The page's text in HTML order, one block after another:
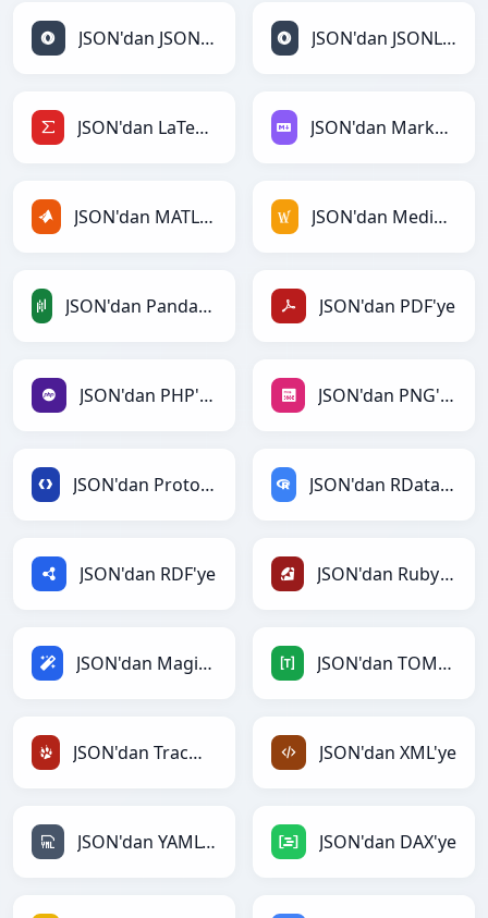
JSON'dan JSON'ye JSON'dan JSONLines'ye
JSON'dan LaTeX'ye JSON'dan Markdown'ye
JSON'dan MATLAB'ye JSON'dan MediaWiki'ye
JSON'dan PandasDataFrame'ye JSON'dan PDF'ye
JSON'dan PHP'ye JSON'dan PNG'ye
JSON'dan Protobuf'ye JSON'dan RDataFrame'ye
JSON'dan RDF'ye JSON'dan Ruby'ye
JSON'dan Magic'ye JSON'dan TOML'ye
JSON'dan TracWiki'ye JSON'dan XML'ye
JSON'dan YAML'ye JSON'dan DAX'ye